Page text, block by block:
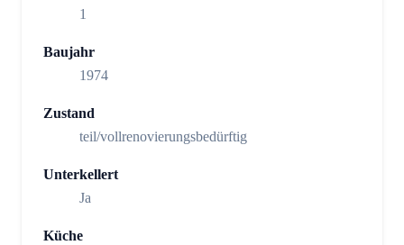
1
Baujahr
1974
Zustand
teil/vollrenovierungsbedürftig
Unterkellert
Ja
Küche